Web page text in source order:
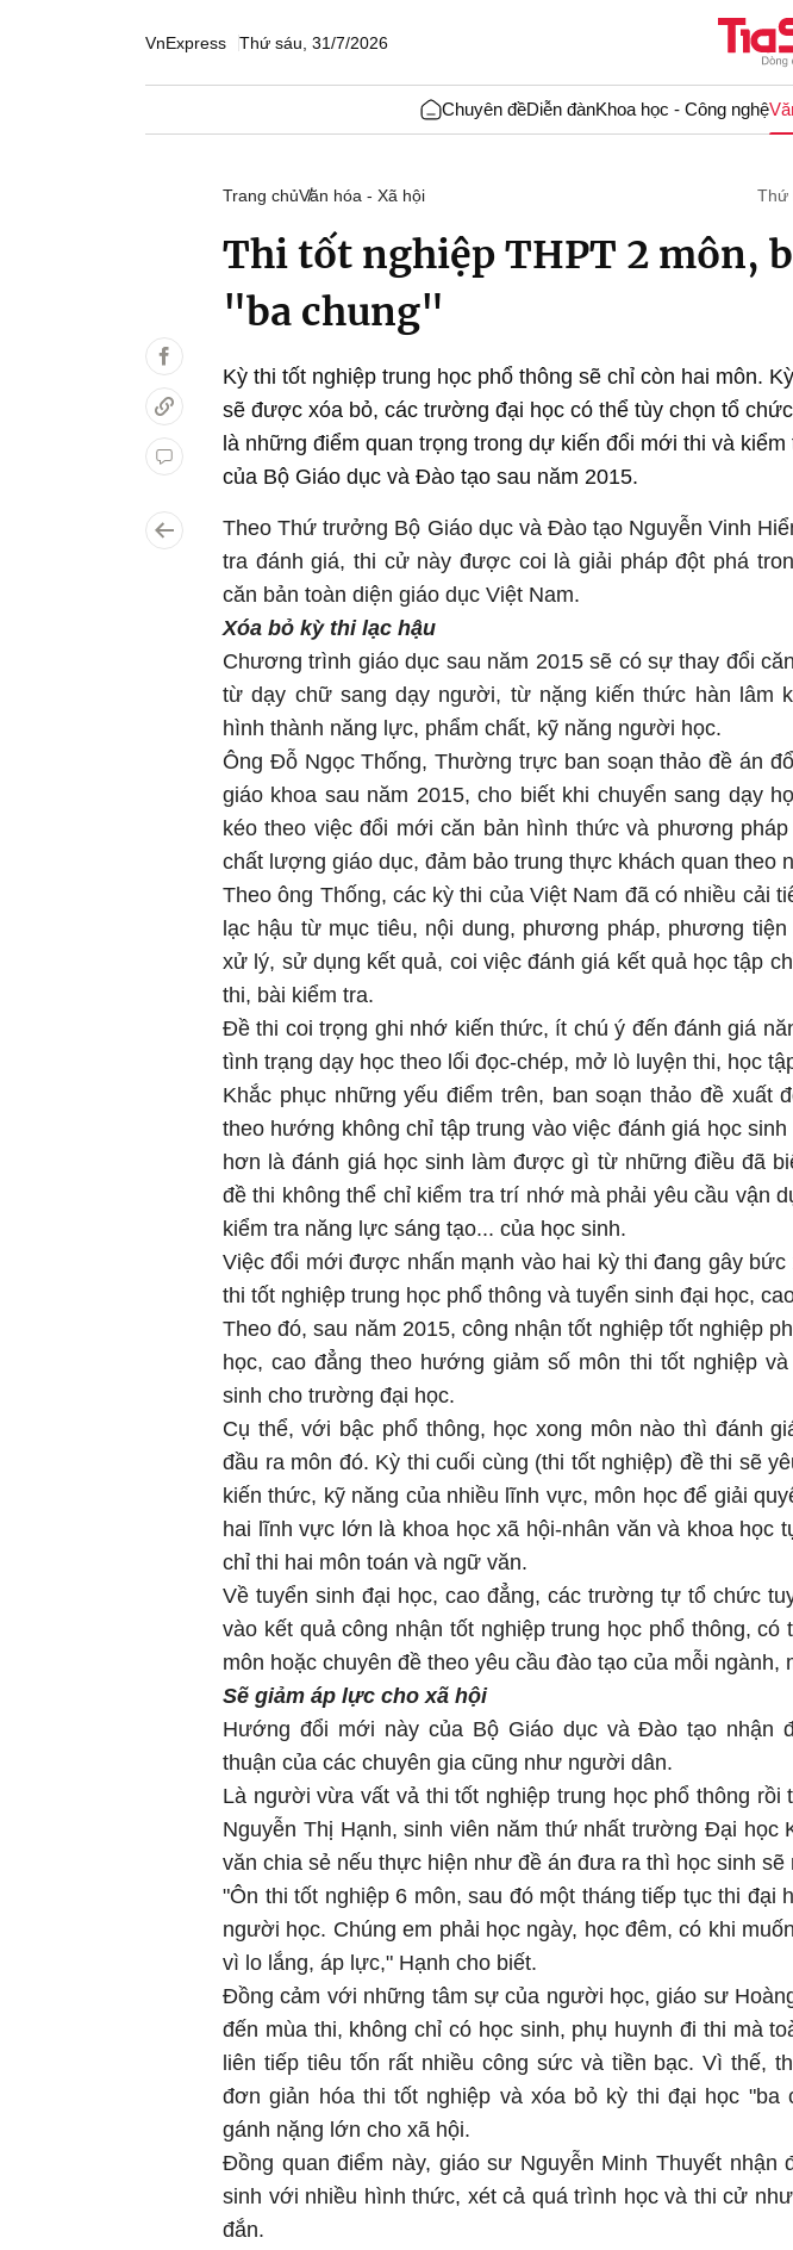
VnExpress Thứ sáu, 31/7/2026
Chuyên đềDiễn đànKhoa học - Công nghệ
Trang chủVăn hóa - Xã hội Thứ
Thi tốt nghiệp THPT 2 môn,
"ba chung"
Kỳ thi tốt nghiệp trung học phổ thông sẽ chỉ còn hai môn.
sẽ được xóa bỏ, các trường đại học có thể tùy chọn tổ
là những điểm quan trọng trong dự kiến đổi mới thi và
của Bộ Giáo dục và Đào tạo sau năm 2015.
Theo Thứ trưởng Bộ Giáo dục và Đào tạo Nguyễn Vinh
tra đánh giá, thi cử này được coi là giải pháp đột phá
căn bản toàn diện giáo dục Việt Nam.
Xóa bỏ kỳ thi lạc hậu
Chương trình giáo dục sau năm 2015 sẽ có sự thay đổi
từ dạy chữ sang dạy người, từ nặng kiến thức hàn lâm
hình thành năng lực, phẩm chất, kỹ năng người học.
Ông Đỗ Ngọc Thống, Thường trực ban soạn thảo đề án
giáo khoa sau năm 2015, cho biết khi chuyển sang dạy
kéo theo việc đổi mới căn bản hình thức và phương
chất lượng giáo dục, đảm bảo trung thực khách quan theo
Theo ông Thống, các kỳ thi của Việt Nam đã có nhiều cải
lạc hậu từ mục tiêu, nội dung, phương pháp, phương
xử lý, sử dụng kết quả, coi việc đánh giá kết quả học tập
thi, bài kiểm tra.
Đề thi coi trọng ghi nhớ kiến thức, ít chú ý đến đánh giá
tình trạng dạy học theo lối đọc-chép, mở lò luyện thi, học
Khắc phục những yếu điểm trên, ban soạn thảo đề xuất
theo hướng không chỉ tập trung vào việc đánh giá học
hơn là đánh giá học sinh làm được gì từ những điều đã
đề thi không thể chỉ kiểm tra trí nhớ mà phải yêu cầu vận
kiểm tra năng lực sáng tạo... của học sinh.
Việc đổi mới được nhấn mạnh vào hai kỳ thi đang gây
thi tốt nghiệp trung học phổ thông và tuyển sinh đại học,
Theo đó, sau năm 2015, công nhận tốt nghiệp tốt nghiệp
học, cao đẳng theo hướng giảm số môn thi tốt nghiệp
sinh cho trường đại học.
Cụ thể, với bậc phổ thông, học xong môn nào thì đánh
đầu ra môn đó. Kỳ thi cuối cùng (thi tốt nghiệp) đề thi sẽ
kiến thức, kỹ năng của nhiều lĩnh vực, môn học để giải
hai lĩnh vực lớn là khoa học xã hội-nhân văn và khoa học
chỉ thi hai môn toán và ngữ văn.
Về tuyển sinh đại học, cao đẳng, các trường tự tổ chức
vào kết quả công nhận tốt nghiệp trung học phổ thông, có
môn hoặc chuyên đề theo yêu cầu đào tạo của mỗi ngành,
Sẽ giảm áp lực cho xã hội
Hướng đổi mới này của Bộ Giáo dục và Đào tạo nhận
thuận của các chuyên gia cũng như người dân.
Là người vừa vất vả thi tốt nghiệp trung học phổ thông rồi
Nguyễn Thị Hạnh, sinh viên năm thứ nhất trường Đại học
văn chia sẻ nếu thực hiện như đề án đưa ra thì học sinh sẽ
"Ôn thi tốt nghiệp 6 môn, sau đó một tháng tiếp tục thi đại
người học. Chúng em phải học ngày, học đêm, có khi
vì lo lắng, áp lực," Hạnh cho biết.
Đồng cảm với những tâm sự của người học, giáo sư
đến mùa thi, không chỉ có học sinh, phụ huynh đi thi mà
liên tiếp tiêu tốn rất nhiều công sức và tiền bạc. Vì thế,
đơn giản hóa thi tốt nghiệp và xóa bỏ kỳ thi đại học "ba
gánh nặng lớn cho xã hội.
Đồng quan điểm này, giáo sư Nguyễn Minh Thuyết nhận
sinh với nhiều hình thức, xét cả quá trình học và thi cử
đắn.